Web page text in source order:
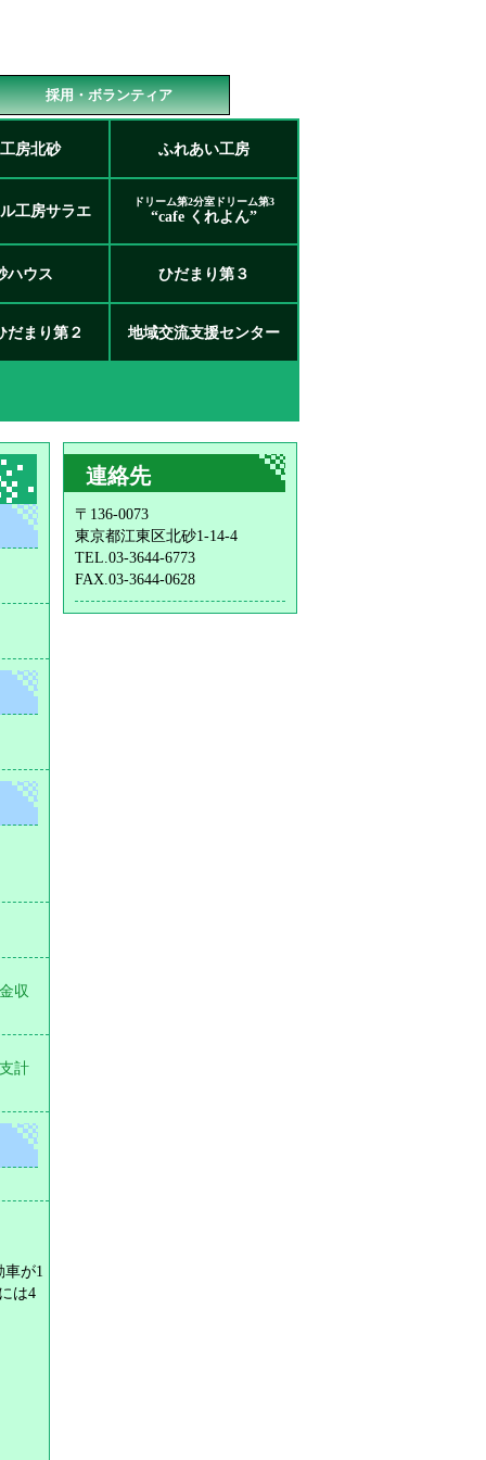
採用・ボランティア
房北砂 ふれあい工房
工房サラエ
ドリーム第2分室ドリーム第3
“cafe くれよん”
ハウス ひだまり第３
だまり第２ 地域交流支援センター
収
計
が1
は4
連絡先
〒136-0073
東京都江東区北砂1-14-4
TEL.03-3644-6773
FAX.03-3644-0628